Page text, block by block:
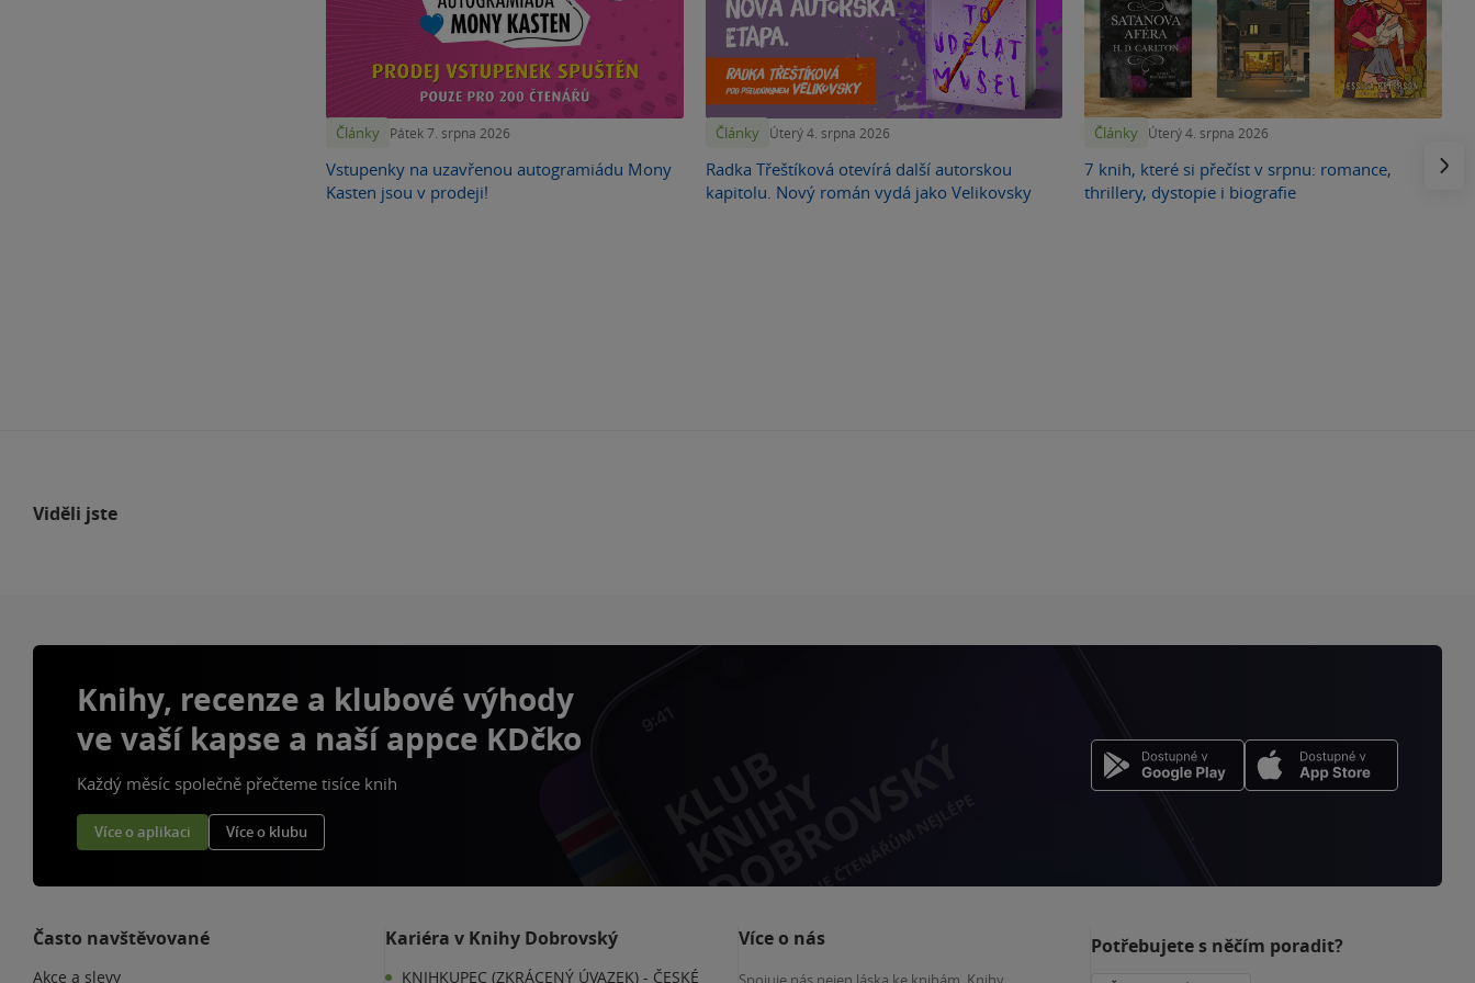
Články Pátek 7. srpna 2026
Vstupenky na uzavřenou autogramiádu Mony
Kasten jsou v prodeji!
Články Úterý 4. srpna 2026
Radka Třeštíková otevírá další autorskou
kapitolu. Nový román vydá jako Velikovsky
Články Úterý 4. srpna 2026
7 knih, které si přečíst v srpnu: romance,
thrillery, dystopie i biografie
Viděli jste
Knihy, recenze a klubové výhody
ve vaší kapse a naší appce KDčko
Každý měsíc společně přečteme tisíce knih
Více o aplikaci Více o klubu
Často navštěvované
Akce a slevy
Kariéra v Knihy Dobrovský
KNIHKUPEC (ZKRÁCENÝ ÚVAZEK) - ČESKÉ
Více o nás Potřebujete s něčím poradit?